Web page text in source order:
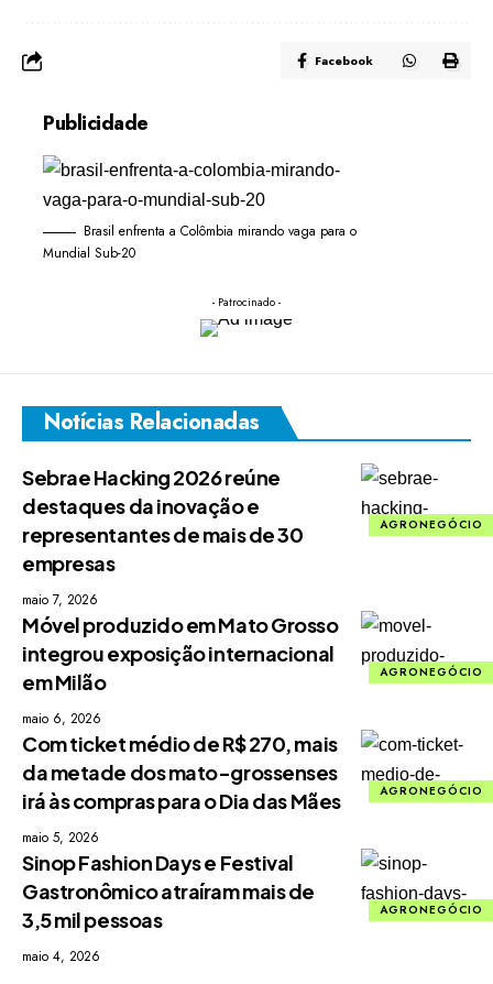
Facebook
Publicidade
Brasil enfrenta a Colômbia mirando vaga para o
Mundial Sub-20
- Patrocinado -
Notícias Relacionadas
AGRONEGÓCIO
Sebrae Hacking 2026 reúne
destaques da inovação e
representantes de mais de 30
empresas
maio 7, 2026
AGRONEGÓCIO
Móvel produzido em Mato Grosso
integrou exposição internacional
em Milão
maio 6, 2026
AGRONEGÓCIO
Com ticket médio de R$ 270, mais
da metade dos mato-grossenses
irá às compras para o Dia das Mães
maio 5, 2026
AGRONEGÓCIO
Sinop Fashion Days e Festival
Gastronômico atraíram mais de
3,5 mil pessoas
maio 4, 2026